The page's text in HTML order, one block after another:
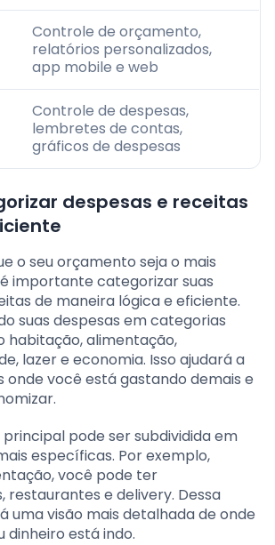
Controle de orçamento,
relatórios personalizados,
app mobile e web
Controle de despesas,
lembretes de contas,
gráficos de despesas
despesas e receitas
o seu orçamento seja o mais
importante categorizar suas
de maneira lógica e eficiente.
suas despesas em categorias
habitação, alimentação,
lazer e economia. Isso ajudará a
onde você está gastando demais e
pode ser subdividida em
específicas. Por exemplo,
você pode ter
restaurantes e delivery. Dessa
uma visão mais detalhada de onde
dinheiro está indo.